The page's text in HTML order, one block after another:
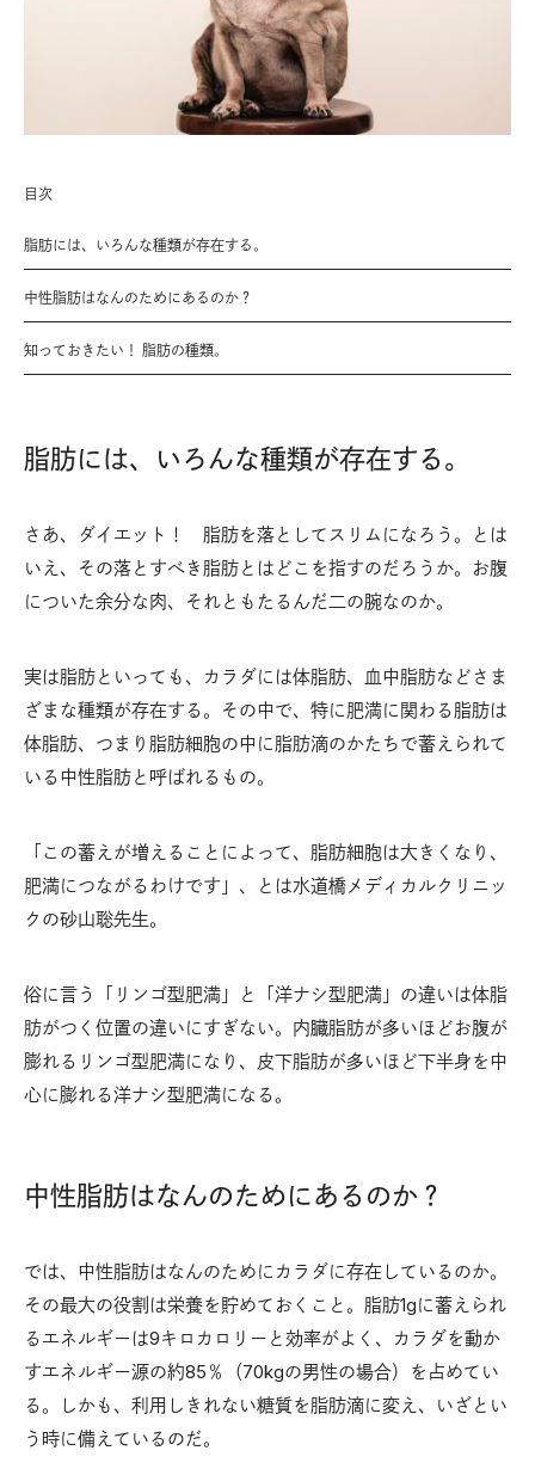
目次
脂肪には、いろんな種類が存在する。
中性脂肪はなんのためにあるのか？
知っておきたい！ 脂肪の種類。
脂肪には、いろんな種類が存在する。
さあ、ダイエット！ 脂肪を落としてスリムになろう。とは
いえ、その落とすべき脂肪とはどこを指すのだろうか。お腹
についた余分な肉、それともたるんだ二の腕なのか。
実は脂肪といっても、カラダには体脂肪、血中脂肪などさま
ざまな種類が存在する。その中で、特に肥満に関わる脂肪は
体脂肪、つまり脂肪細胞の中に脂肪滴のかたちで蓄えられて
いる中性脂肪と呼ばれるもの。
「この蓄えが増えることによって、脂肪細胞は大きくなり、
肥満につながるわけです」、とは水道橋メディカルクリニッ
クの砂山聡先生。
俗に言う「リンゴ型肥満」と「洋ナシ型肥満」の違いは体脂
肪がつく位置の違いにすぎない。内臓脂肪が多いほどお腹が
膨れるリンゴ型肥満になり、皮下脂肪が多いほど下半身を中
心に膨れる洋ナシ型肥満になる。
中性脂肪はなんのためにあるのか？
では、中性脂肪はなんのためにカラダに存在しているのか。
その最大の役割は栄養を貯めておくこと。脂肪1gに蓄えられ
るエネルギーは9キロカロリーと効率がよく、カラダを動か
すエネルギー源の約85％（70kgの男性の場合）を占めてい
る。しかも、利用しきれない糖質を脂肪滴に変え、いざとい
う時に備えているのだ。